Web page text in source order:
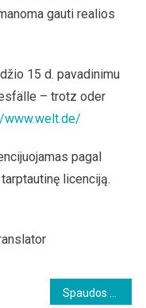
gauti realios
15 d. pavadinimu
– trotz oder
www.welt.de/
pagal
licenciją.